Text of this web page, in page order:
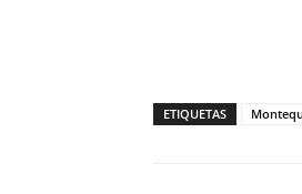
ETIQUETAS